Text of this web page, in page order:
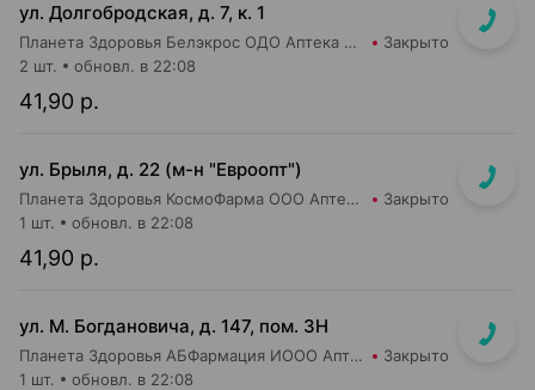
ул. Долгобродская, д. 7, к. 1
Планета Здоровья Белэкрос ОДО Аптека №1 Закрыто
41,90 р.
2 шт. обновл. в 22:08
ул. Брыля, д. 22 (м-н "Евроопт")
Планета Здоровья КосмоФарма ООО Аптека №6 Закрыто
41,90 р.
1 шт. обновл. в 22:08
ул. М. Богдановича, д. 147, пом. 3Н
Планета Здоровья АБФармация ИООО Аптека №8 Закрыто
1 шт. обновл. в 22:08